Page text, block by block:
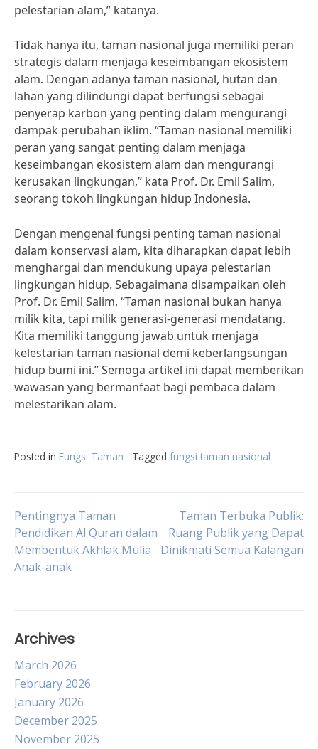
pelestarian alam,” katanya.
Tidak hanya itu, taman nasional juga memiliki peran
strategis dalam menjaga keseimbangan ekosistem
alam. Dengan adanya taman nasional, hutan dan
lahan yang dilindungi dapat berfungsi sebagai
penyerap karbon yang penting dalam mengurangi
dampak perubahan iklim. “Taman nasional memiliki
peran yang sangat penting dalam menjaga
keseimbangan ekosistem alam dan mengurangi
kerusakan lingkungan,” kata Prof. Dr. Emil Salim,
seorang tokoh lingkungan hidup Indonesia.
Dengan mengenal fungsi penting taman nasional
dalam konservasi alam, kita diharapkan dapat lebih
menghargai dan mendukung upaya pelestarian
lingkungan hidup. Sebagaimana disampaikan oleh
Prof. Dr. Emil Salim, “Taman nasional bukan hanya
milik kita, tapi milik generasi-generasi mendatang.
Kita memiliki tanggung jawab untuk menjaga
kelestarian taman nasional demi keberlangsungan
hidup bumi ini.” Semoga artikel ini dapat memberikan
wawasan yang bermanfaat bagi pembaca dalam
melestarikan alam.
Posted in Fungsi Taman Tagged fungsi taman nasional
Post
navigation
Pentingnya Taman
Pendidikan Al Quran dalam
Membentuk Akhlak Mulia
Anak-anak
Taman Terbuka Publik:
Ruang Publik yang Dapat
Dinikmati Semua Kalangan
Archives
March 2026
February 2026
January 2026
December 2025
November 2025